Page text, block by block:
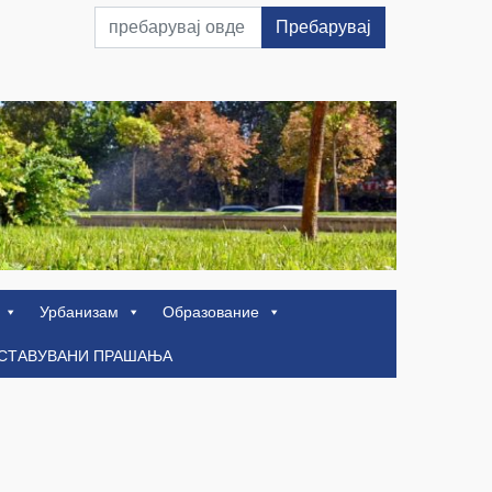
Пребарувај
Урбанизам
Образование
ПРАШАЊА